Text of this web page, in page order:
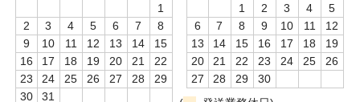
カート
1
2
3 4 5 6 7
8
9
10 11 12 13 14
15
16
17 18 19 20 21
22
23
24 25 26 27 28
29
30
31
1
2 3 4
5
6
7 8 9 10 11
12
13
14 15 16 17 18
19
20
21 22 23 24 25
26
27
28 29
30